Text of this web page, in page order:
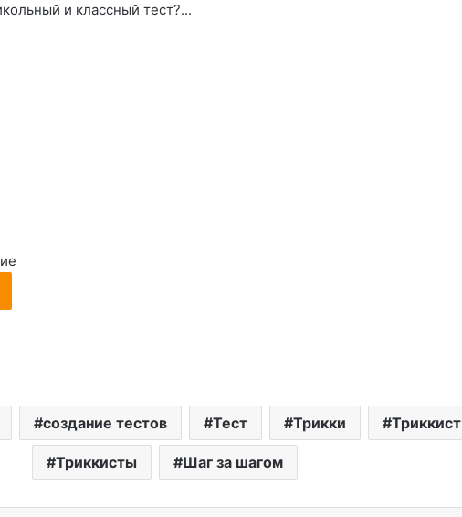
и классный тест?...
создание тестов Тест Трикки Триккист
Триккисты Шаг за шагом